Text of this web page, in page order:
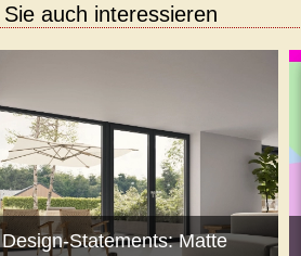
auch interessieren
Statements: Matte